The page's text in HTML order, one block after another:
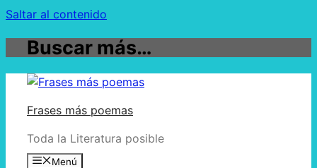
Saltar al contenido
Buscar más…
Frases más poemas
Toda la Literatura posible
Menú